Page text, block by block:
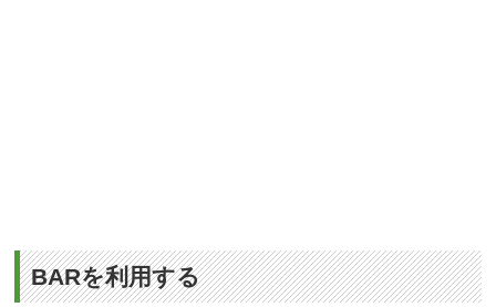
BARを利用する